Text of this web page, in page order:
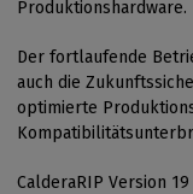
Produktionshardware.
Der fortlaufende
auch die
optimierte
CalderaRIP Version